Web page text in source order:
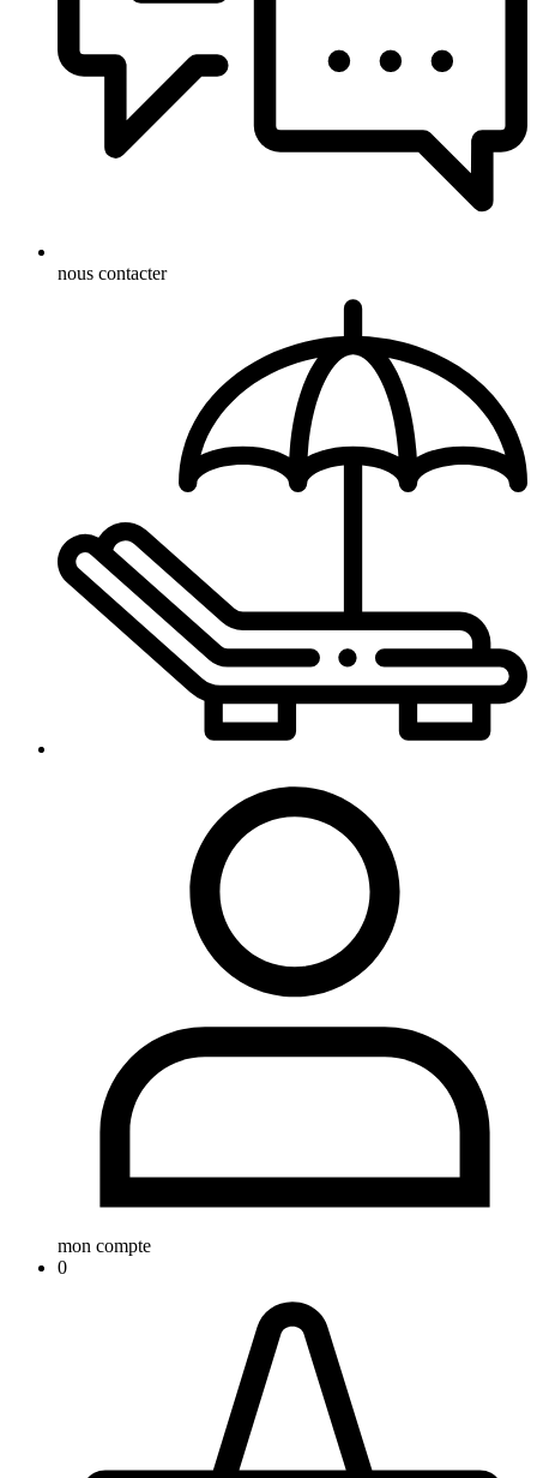
nous contacter
mon compte
0